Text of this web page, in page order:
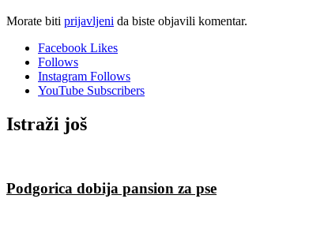
Morate biti prijavljeni da biste objavili komentar.
Facebook Likes
Follows
Instagram Follows
YouTube Subscribers
Istraži još
Podgorica dobija pansion za pse